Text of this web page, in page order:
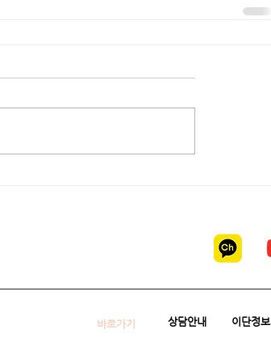
바로가기 상담안내 이단정보